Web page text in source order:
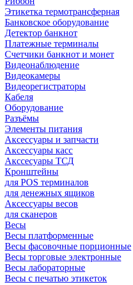
Этикетка термотрансферная
Банковское оборудование
Детектор банкнот
Платежные терминалы
Счетчики банкнот и монет
Видеонаблюдение
Видеокамеры
Видеорегистраторы
Кабеля
Оборудование
Разъёмы
Элементы питания
Аксессуары и запчасти
Аксессуары касс
Акссесуары ТСД
Кронштейны
для POS терминалов
для денежных ящиков
Аксессуары весов
для сканеров
Весы
Весы платформенные
Весы фасовочные порционные
Весы торговые электронные
Весы лабораторные
Весы с печатью этикеток